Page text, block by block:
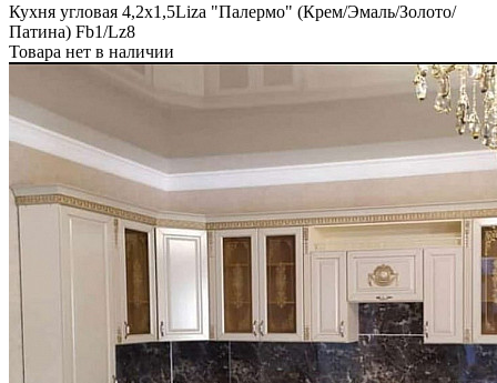
Кухня угловая 4,2х1,5Liza "Палермо" (Крем/Эмаль/Золото/
Патина) Fb1/Lz8
Товара нет в наличии